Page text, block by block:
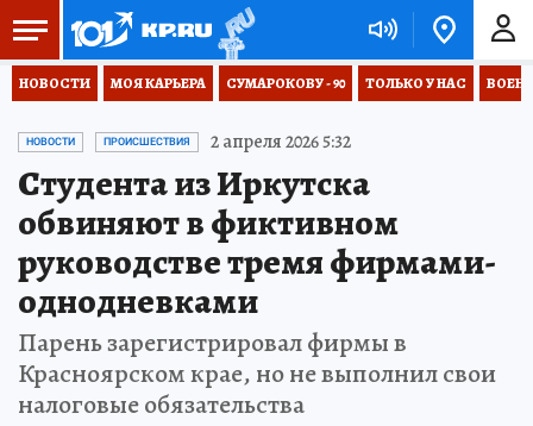
НОВОСТИ МОЯ КАРЬЕРА СУМАРОКОВУ - 90 ТОЛЬКО У НАС
НОВОСТИ ПРОИСШЕСТВИЯ 2 апреля 2026 5:32
Студента из Иркутска
обвиняют в фиктивном
руководстве тремя фирмами-
однодневками
Парень зарегистрировал фирмы в
Красноярском крае, но не выполнил свои
налоговые обязательства